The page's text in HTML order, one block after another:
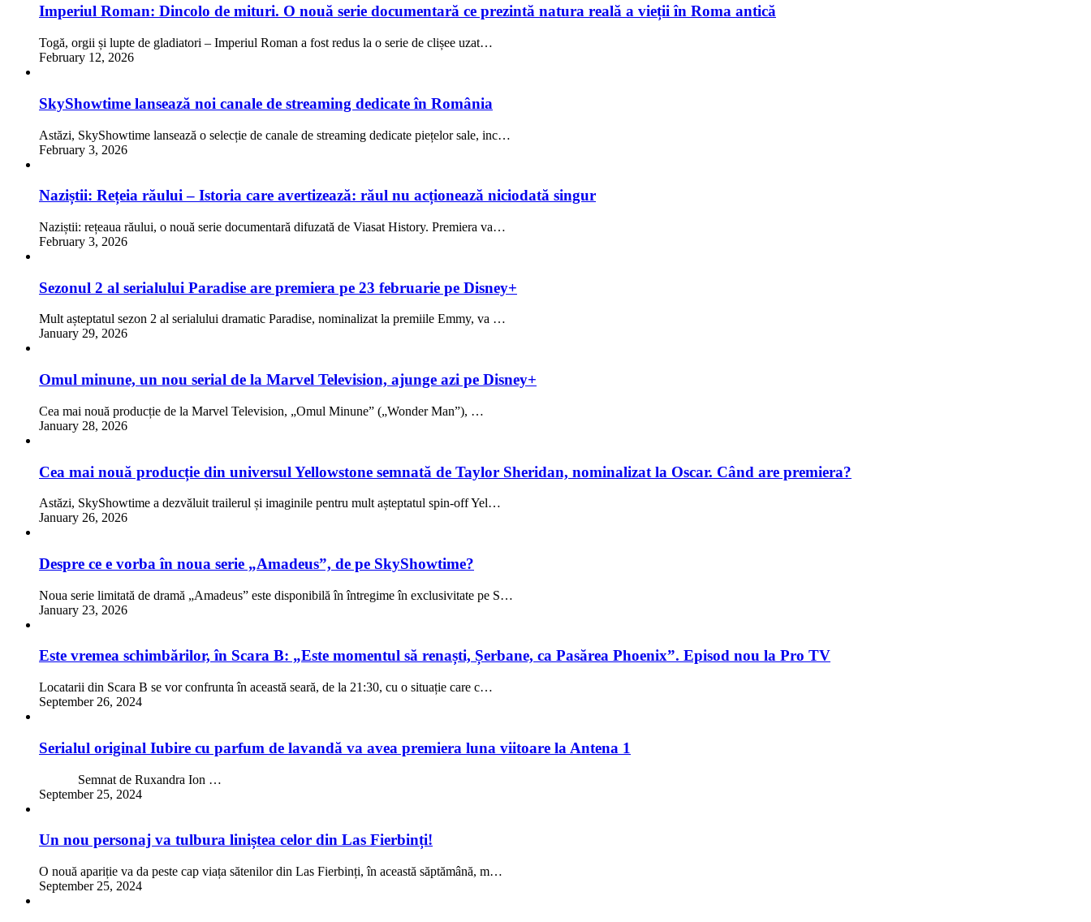
Imperiul Roman: Dincolo de mituri. O nouă serie documentară ce prezintă natura reală a vieții în Roma antică
Togă, orgii și lupte de gladiatori – Imperiul Roman a fost redus la o serie de clișee uzat…
February 12, 2026
SkyShowtime lansează noi canale de streaming dedicate în România
Astăzi, SkyShowtime lansează o selecție de canale de streaming dedicate piețelor sale, inc…
February 3, 2026
Naziștii: Rețeia răului – Istoria care avertizează: răul nu acționează niciodată singur
Naziștii: rețeaua răului, o nouă serie documentară difuzată de Viasat History. Premiera va…
February 3, 2026
Sezonul 2 al serialului Paradise are premiera pe 23 februarie pe Disney+
Mult așteptatul sezon 2 al serialului dramatic Paradise, nominalizat la premiile Emmy, va …
January 29, 2026
Omul minune, un nou serial de la Marvel Television, ajunge azi pe Disney+
Cea mai nouă producție de la Marvel Television, „Omul Minune” („Wonder Man”), …
January 28, 2026
Cea mai nouă producție din universul Yellowstone semnată de Taylor Sheridan, nominalizat la Oscar. Când are premiera?
Astăzi, SkyShowtime a dezvăluit trailerul și imaginile pentru mult așteptatul spin-off Yel…
January 26, 2026
Despre ce e vorba în noua serie „Amadeus”, de pe SkyShowtime?
Noua serie limitată de dramă „Amadeus” este disponibilă în întregime în exclusivitate pe S…
January 23, 2026
Este vremea schimbărilor, în Scara B: „Este momentul să renaști, Șerbane, ca Pasărea Phoenix”. Episod nou la Pro TV
Locatarii din Scara B se vor confrunta în această seară, de la 21:30, cu o situație care c…
September 26, 2024
Serialul original Iubire cu parfum de lavandă va avea premiera luna viitoare la Antena 1
Semnat de Ruxandra Ion …
September 25, 2024
Un nou personaj va tulbura liniștea celor din Las Fierbinți!
O nouă apariție va da peste cap viața sătenilor din Las Fierbinți, în această săptămână, m…
September 25, 2024